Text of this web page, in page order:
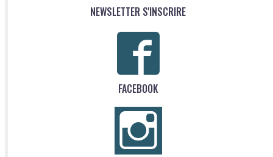
NEWSLETTER S'INSCRIRE
FACEBOOK